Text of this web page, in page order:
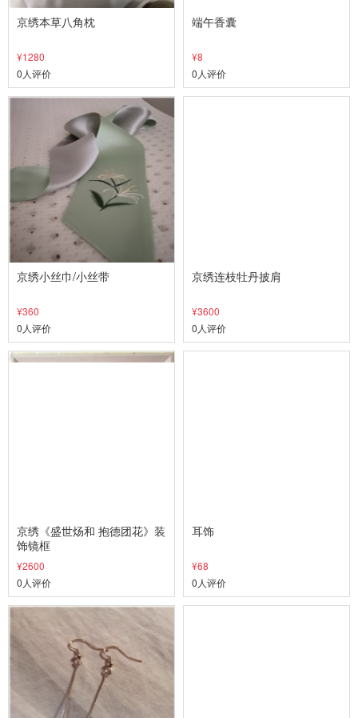
京绣本草八角枕
¥1280
0人评价
端午香囊
¥8
0人评价
京绣小丝巾/小丝带
¥360
0人评价
京绣连枝牡丹披肩
¥3600
0人评价
京绣《盛世炀和 抱德团花》装
饰镜框
¥2600
0人评价
耳饰
¥68
0人评价